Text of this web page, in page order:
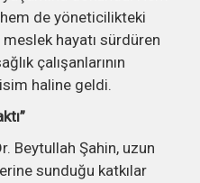
de yöneticilikteki
hayatı sürdüren
çalışanlarının
haline geldi.
Beytullah Şahin, uzun
sunduğu katkılar